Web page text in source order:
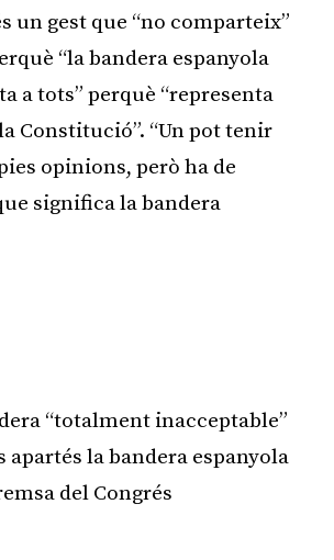
un gest que “no comparteix”
“la bandera espanyola
a tots” perquè “representa
Constitució”. “Un pot tenir
opinions, però ha de
significa la bandera
“totalment inacceptable”
apartés la bandera espanyola
del Congrés